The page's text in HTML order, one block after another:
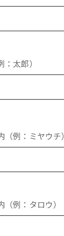
太郎）
例：ミヤウチ）
例：タロウ）